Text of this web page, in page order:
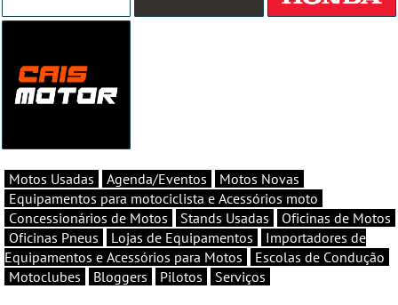
Motos Usadas Agenda/Eventos
Motos Novas
Equipamentos para motociclista e Acessórios moto
Concessionários de Motos
Stands Usadas
Oficinas de Motos
Oficinas Pneus
Lojas de Equipamentos
Importadores de
Equipamentos e Acessórios para Motos
Escolas de Condução
Motoclubes
Bloggers Pilotos Serviços